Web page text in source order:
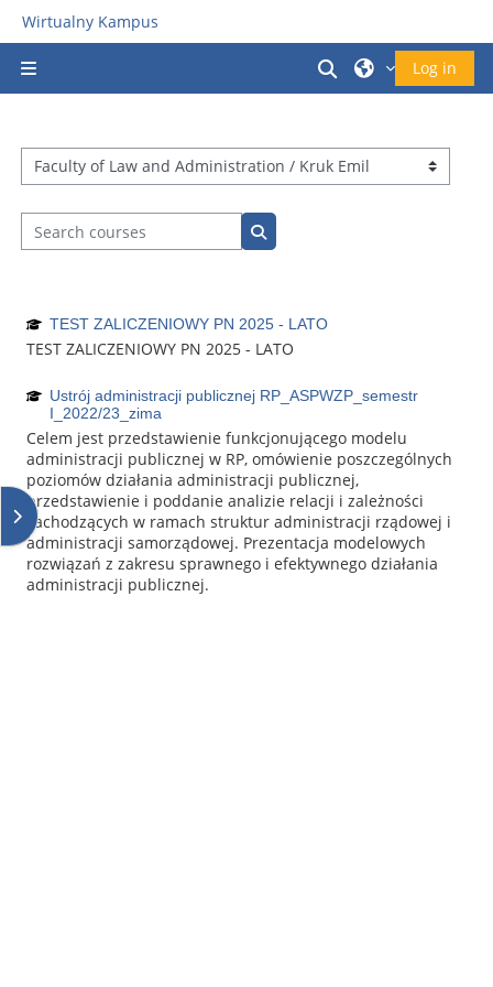
Skip to main content
Wirtualny Kampus
Toggle search
Log in
Open block drawer
Course categories
Search courses
Search courses
TEST ZALICZENIOWY PN 2025 - LATO
TEST ZALICZENIOWY PN 2025 - LATO
Ustrój administracji publicznej RP_ASPWZP_semestr
I_2022/23_zima
Celem jest przedstawienie funkcjonującego modelu
administracji publicznej w RP, omówienie poszczególnych
poziomów działania administracji publicznej,
przedstawienie i poddanie analizie relacji i zależności
zachodzących w ramach struktur administracji rządowej i
administracji samorządowej. Prezentacja modelowych
rozwiązań z zakresu sprawnego i efektywnego działania
administracji publicznej.